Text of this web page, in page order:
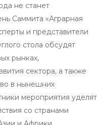
не станет
Саммита «Аграрная
и представители
стола обсудят
рынках,
сектора, а также
в нынешних
мероприятия уделят
со странами